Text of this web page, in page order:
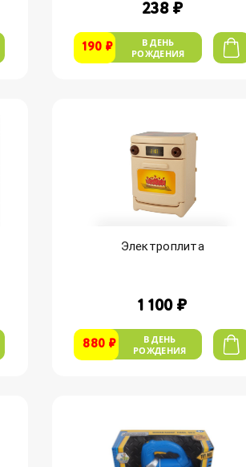
238 ₽
190 ₽
В ДЕНЬ
РОЖДЕНИЯ
Электроплита
1 100 ₽
880 ₽
В ДЕНЬ
РОЖДЕНИЯ